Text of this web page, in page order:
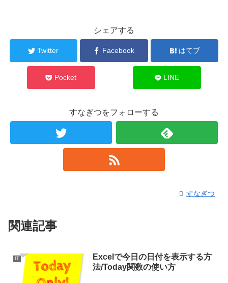
シェアする
Twitter Facebook はてブ
Pocket LINE
すなぎつをフォローする
すなぎつ
関連記事
IT
Excelで今日の日付を表示する方
法/Today関数の使い方